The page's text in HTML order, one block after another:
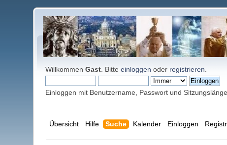
WillkommenGast . Bitteeinloggen oder registrieren
Einloggen mit Benutzername, Passwort und Sitzungslänge
Übersicht Hilfe Suche Kalender Einloggen